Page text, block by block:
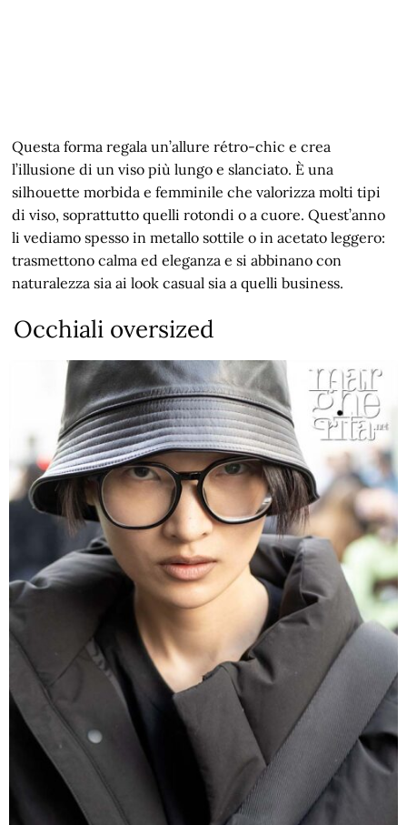
Questa forma regala un’allure rétro-chic e crea
l’illusione di un viso più lungo e slanciato. È una
silhouette morbida e femminile che valorizza molti tipi
di viso, soprattutto quelli rotondi o a cuore. Quest’anno
li vediamo spesso in metallo sottile o in acetato leggero:
trasmettono calma ed eleganza e si abbinano con
naturalezza sia ai look casual sia a quelli business.
Occhiali oversized